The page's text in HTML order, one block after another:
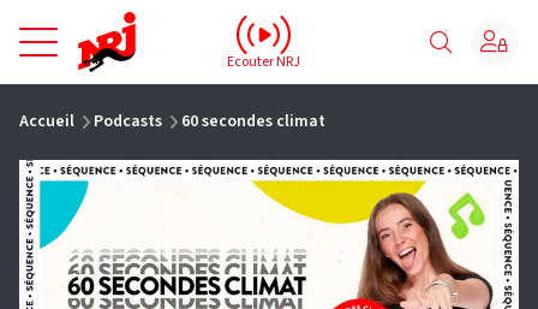
NRJ - Accueil
Ecouter NRJ
Accueil Podcasts 60 secondes climat